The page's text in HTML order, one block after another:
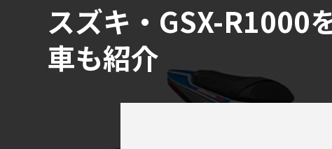
スズキ・GSX-R1000
車も紹介​​